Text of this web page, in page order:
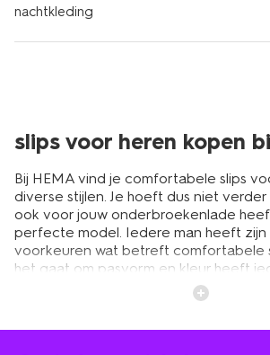
nachtkleding
slips voor heren kopen
Bij HEMA vind je comfortabele slips
diverse stijlen. Je hoeft dus niet
ook voor jouw onderbroekenlade
perfecte model. Iedere man heeft zijn
voorkeuren wat betreft comfortabele
het gaat om pasvorm en kleur heeft
wensen. Daarom vind je bij HEMA een
. Zo hebben